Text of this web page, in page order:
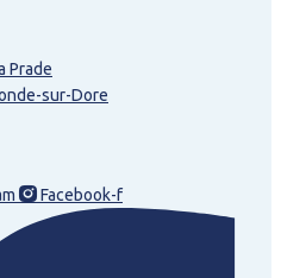
Prade
sur-Dore
Facebook-f